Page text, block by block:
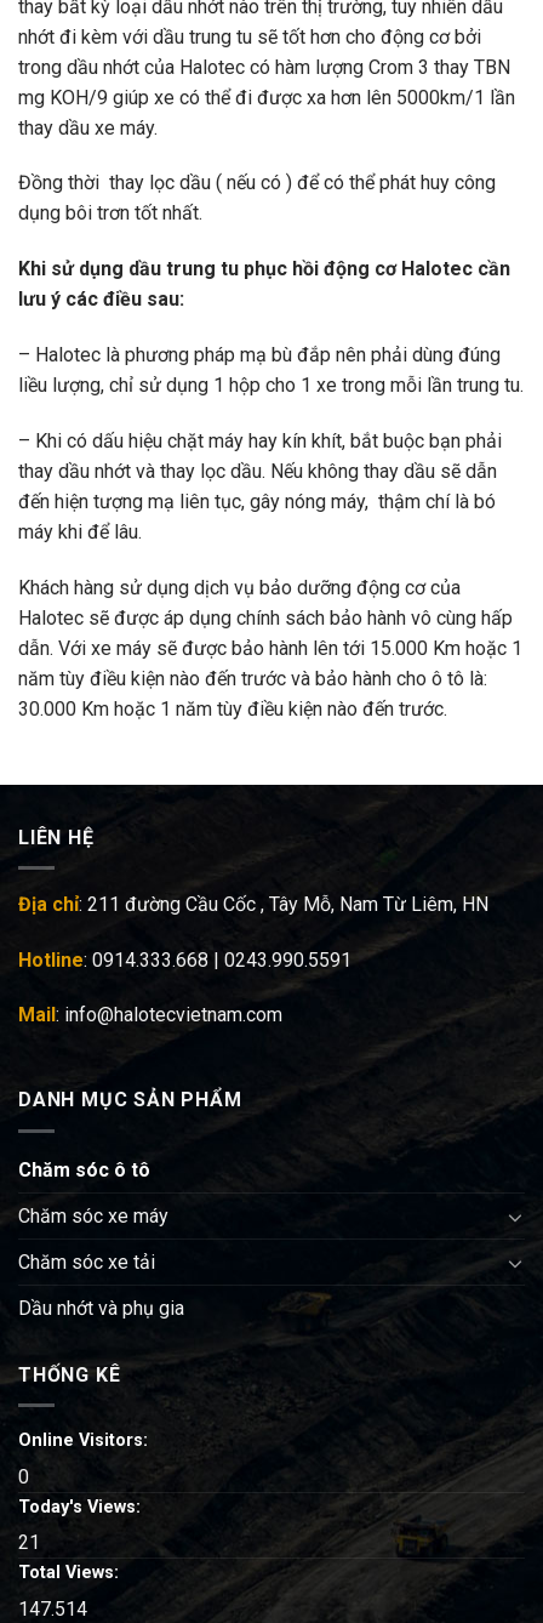
thay bất kỳ loại dầu nhớt nào trên thị trường, tuy nhiên dầu
nhớt đi kèm với dầu trung tu sẽ tốt hơn cho động cơ bởi
trong dầu nhớt của Halotec có hàm lượng Crom 3 thay TBN
mg KOH/9 giúp xe có thể đi được xa hơn lên 5000km/1 lần
thay dầu xe máy.
Đồng thời thay lọc dầu ( nếu có ) để có thể phát huy công
dụng bôi trơn tốt nhất.
Khi sử dụng dầu trung tu phục hồi động cơHalotec cần
lưu ý các điều sau:
– Halotec là phương pháp mạ bù đắp nên phải dùng đúng
liều lượng, chỉ sử dụng 1 hộp cho 1 xe trong mỗi lần trung tu.
– Khi có dấu hiệu chặt máy hay kín khít, bắt buộc bạn phải
thay dầu nhớt và thay lọc dầu. Nếu không thay dầu sẽ dẫn
đến hiện tượng mạ liên tục, gây nóng máy, thậm chí là bó
máy khi để lâu.
Khách hàng sử dụng dịch vụ bảo dưỡng động cơ của
Halotec sẽ được áp dụng chính sách bảo hành vô cùng hấp
dẫn. Với xe máy sẽ được bảo hành lên tới 15.000 Km hoặc 1
năm tùy điều kiện nào đến trước và bảo hành cho ô tô là:
30.000 Km hoặc 1 năm tùy điều kiện nào đến trước.
LIÊN HỆ
Địa chỉ: 211 đường Cầu Cốc , Tây Mỗ, Nam Từ Liêm, HN
Hotline: 0914.333.668 | 0243.990.5591
Mail : info@halotecvietnam.com
DANH MỤC SẢN PHẨM
Chăm sóc ô tô
Chăm sóc xe máy
Chăm sóc xe tải
Dầu nhớt và phụ gia
THỐNG KÊ
Online Visitors:
0
Today's Views:
21
Total Views:
147.514